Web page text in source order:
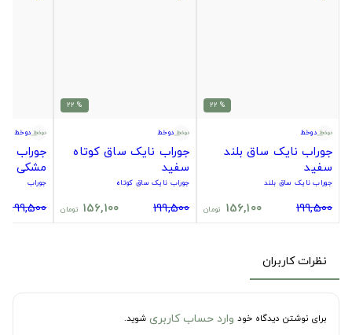
% 22
دوخط
جوراب نایک ساق بلند
سفید
جوراب نایک ساق بلند
199,500
156,100 تومان
% 22
دوخط
جوراب نایک ساق کوتاه
سفید
جوراب نایک ساق کوتاه
199,500
156,100 تومان
دوخط
جوراب
مشکی
جوراب
199,500
نظرات کاربران
برای نوشتن دیدگاه خود وارد حساب کاربری شوید.